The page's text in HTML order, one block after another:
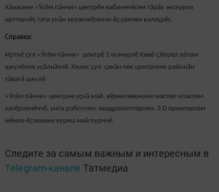
Хӑнасене «Ӳсӗм пăнчи» центрӗн кабинечӗсем тӑрӑх экскурси
ирттерчӗç тата унӑн кружокӗсенчи ӗç ҫинчен калаçрӗç.
Справка:
Иртнӗ çул «Ӳсӗм пăнчи» центрӗ 1 номерлӗ Кивӗ Ҫӗпрел вăтам
шкулӗнче уçăлнăччӗ. Килес çул çакăн пек центрсене районăн
тăватă шкулӗ
«Ӳсӗм пăнчи» центрне уҫнӑ май, вӗрентекенсем мастер-классем
хатӗрленӗччӗ, унта роботсем, квадрокоптерсем, 3 D принтерсем
мӗнле ӗҫленине курма май пурччӗ.
Следите за самым важным и интересным в
Telegram-канале Татмедиа